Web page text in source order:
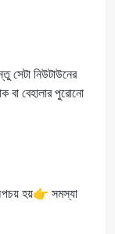
নিউটাউনের
বা বেহালার পুরোনো
হয়👉 সমস্যা